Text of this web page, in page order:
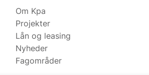
Om Kpa
Projekter
Lån og leasing
Nyheder
Fagområder